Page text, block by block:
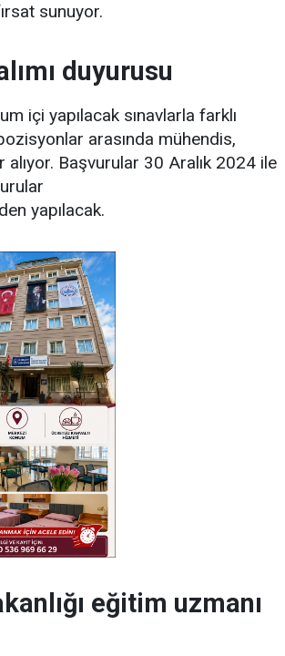
sunuyor.
duyurusu
içi yapılacak sınavlarla farklı
arasında mühendis,
Başvurular 30 Aralık 2024 ile
yapılacak.
eğitim uzmanı